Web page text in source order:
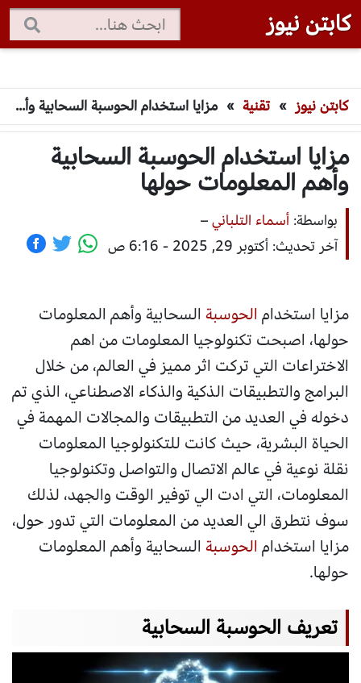
كابتن نيوز
كابتن نيوز » تقنية » مزايا استخدام الحوسبة السحابية وأهم المعلومات حولها
مزايا استخدام الحوسبة السحابية
وأهم المعلومات حولها
بواسطة: أسماء التلباني–
آخر تحديث: أكتوبر 29, 2025 - 6:16 ص
مزايا استخدامالحوسبة السحابية وأهم المعلومات
حولها، اصبحت تكنولوجيا المعلومات من اهم
الاختراعات التي تركت اثر مميز في العالم، من خلال
البرامج والتطبيقات الذكية والذكاء الاصطناعي، الذي تم
دخوله في العديد من التطبيقات والمجالات المهمة في
الحياة البشرية، حيث كانت للتكنولوجيا المعلومات
نقلة نوعية في عالم الاتصال والتواصل وتكنولوجيا
المعلومات، التي ادت الي توفير الوقت والجهد، لذلك
سوف نتطرق الي العديد من المعلومات التي تدور حول،
مزايا استخدامالحوسبة السحابية وأهم المعلومات
حولها.
تعريف الحوسبة السحابية